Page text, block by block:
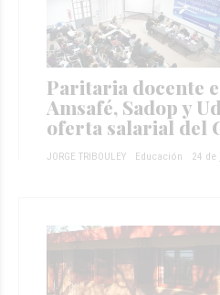
Paritaria docente
Amsafé, Sadop y
oferta salarial del
JORGE TRIBOULEY Educación 24 de